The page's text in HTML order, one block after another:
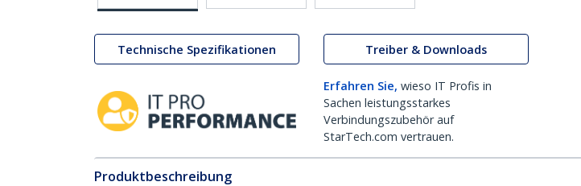
Technische Spezifikationen Treiber & Downloads
Erfahren Sie, wieso IT Profis in
Sachen leistungsstarkes
Verbindungszubehör auf
StarTech.com vertrauen.
Produktbeschreibung